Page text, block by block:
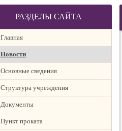
РАЗДЕЛЫ САЙТА
Главная
Новости
Основные сведения
Структура учреждения
Документы
Пункт проката